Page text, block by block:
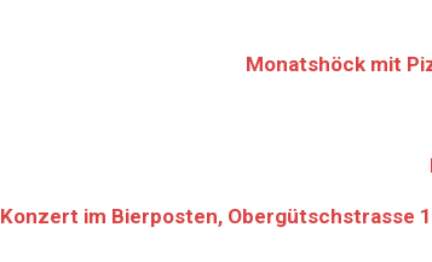
Monatshöck mit
Konzert im Bierposten, Obergütschstrasse